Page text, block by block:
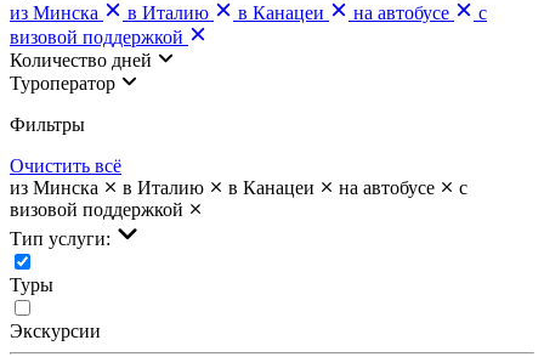
из Минска
в Италию в Канацеи на автобусе
с
визовой поддержкой
Количество дней
Туроператор
Фильтры
Очистить всё
из Минска
в Италию в Канацеи на автобусе
с
визовой поддержкой
Тип услуги:
Туры
Экскурсии